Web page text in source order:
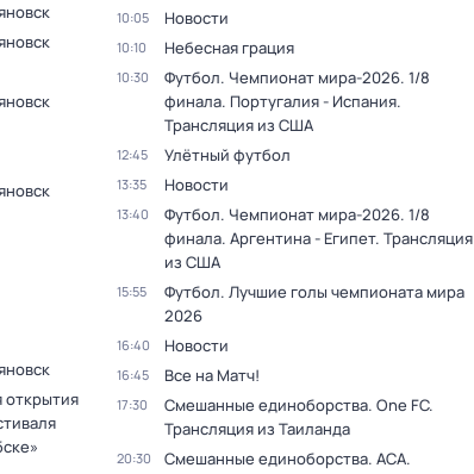
открытия
10:05 Новости
10:10 Небесная грация
10:30
Футбол. Чемпионат мира-2026. 1/8
финала. Португалия - Испания.
Трансляция из США
12:45 Улётный футбол
13:35 Новости
13:40
Футбол. Чемпионат мира-2026. 1/8
финала. Аргентина - Египет. Трансляция
из США
15:55
Футбол. Лучшие голы чемпионата мира
2026
16:40 Новости
16:45 Все на Матч!
17:30
Смешанные единоборства. One FC.
Трансляция из Таиланда
20:30
Смешанные единоборства. АСА.